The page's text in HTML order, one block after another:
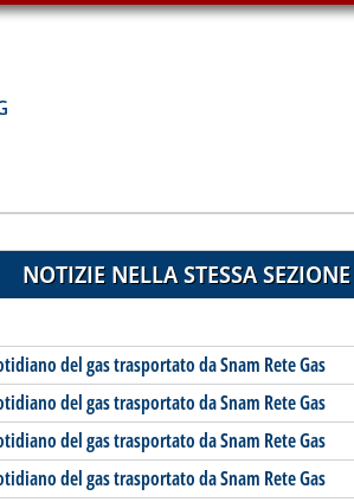
alla notizia
NOTIZIE NELLA STESSA SEZIONE
del gas trasportato da Snam Rete Gas
del gas trasportato da Snam Rete Gas
del gas trasportato da Snam Rete Gas
del gas trasportato da Snam Rete Gas